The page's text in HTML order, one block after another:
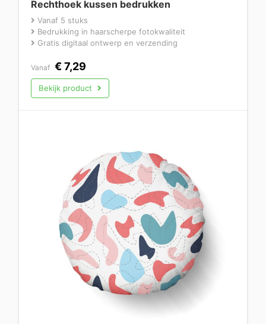
Rechthoek kussen bedrukken
Vanaf 5 stuks
Bedrukking in haarscherpe fotokwaliteit
Gratis digitaal ontwerp en verzending
Vanaf €7,29
Bekijk product